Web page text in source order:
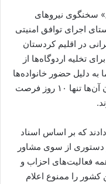
سخنگوی نیروهای
اجرای توافق امنیتی
در اقلیم کردستان
تخلیه اردوگاه‌ها از
به دلیل حضور خانواده‌ها
در این مقرها، این مهلت تمدید شد و اکنون آن‌ها تنها ۱۰ روز فرصت
که بر اساس اسناد
از سوی مشاور
فعالیت‌های احزاب و
را ممنوع اعلام